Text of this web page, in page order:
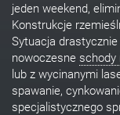
jeden weekend,
Konstrukcje
Sytuacja
nowoczesne schody
lub z wycinanymi
spawanie,
specjalistycznego